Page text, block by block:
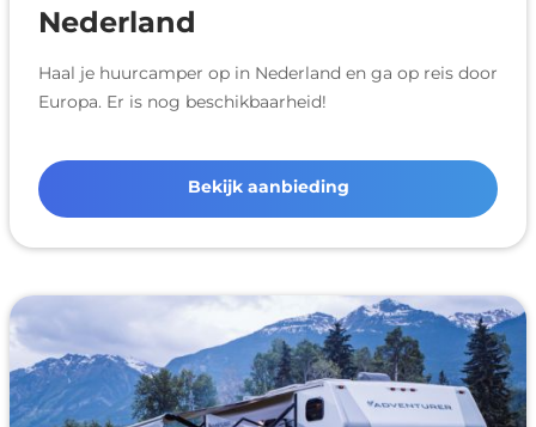
Nederland
Haal je huurcamper op in Nederland en ga op reis door
Europa. Er is nog beschikbaarheid!
Bekijk aanbieding